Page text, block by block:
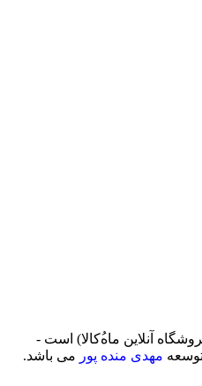
آنلاین ماه‌‌‌‌‌‌ُکالا) است -
مهدی منده پور می باشد.